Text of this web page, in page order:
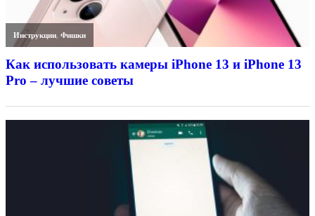
Инструкции,Фишки
Как использовать камеры iPhone 13 и iPhone 13
Pro – лучшие советы